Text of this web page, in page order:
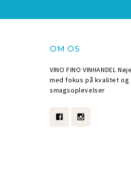
OM OS
VINO FINO VINHANDEL
med fokus på kvalitet og
smagsoplevelser